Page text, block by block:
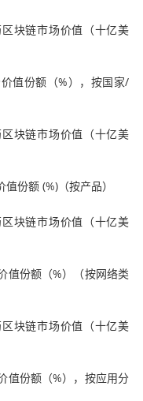
块链市场价值（十亿美
值份额（%），按国家/
块链市场价值（十亿美
份额 (%)（按产品）
块链市场价值（十亿美
值份额（%）（按网络类
块链市场价值（十亿美
值份额（%），按应用分